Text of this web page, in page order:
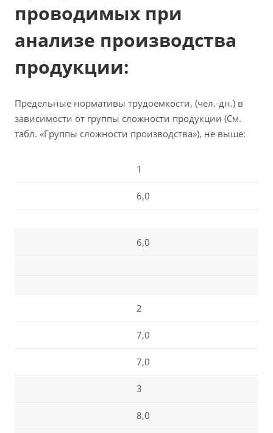
проводимых при
анализе производства
продукции:
Предельные нормативы трудоемкости, (чел.-дн.) в
зависимости от группы сложности продукции (См.
табл. «Группы сложности производства»), не выше:
1
6,0
6,0
2
7,0
7,0
3
8,0